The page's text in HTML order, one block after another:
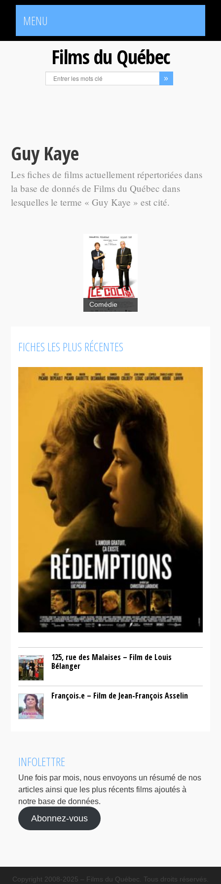
MENU
Films du Québec
Guy Kaye
Les fiches de films actuellement répertoriées dans
la base de donnés de Films du Québec dans
lesquelles le terme « Guy Kaye » est cité.
Le colis
Comédie
FICHES LES PLUS RÉCENTES
125, rue des Malaises – Film de Louis
Bélanger
François.e – Film de Jean-François Asselin
INFOLETTRE
Une fois par mois, nous envoyons un résumé de nos
articles ainsi que les plus récents films ajoutés à
notre base de données.
Abonnez-vous
Copyright 2008-2025 – Films du Québec. Tous droits réservés.